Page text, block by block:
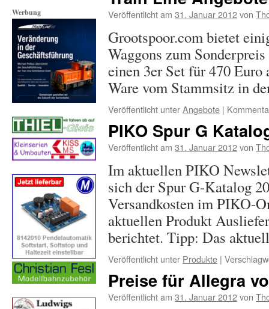
Veröffentlicht am 31. Januar 2012von
Grootspoor.com bietet
Waggons zum
einen 3er Set für 470
Ware vom Stammsitz in
Veröffentlicht unterAngebote |
PIKO Spur G
Veröffentlicht am 31. Januar 2012von
Im aktuellen PIKO
sich der Spur G-Katalog
Versandkosten im PIKO-
aktuellen Produkt
berichtet. Tipp: Das
Veröffentlicht unter Produkte |
Preise für Allegra
Veröffentlicht am 31. Januar 2012von
Werbung